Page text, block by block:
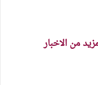
من الاخبار